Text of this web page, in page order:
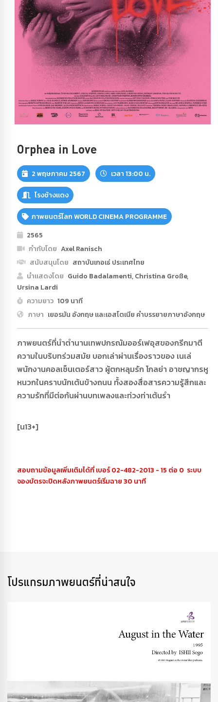
Orphea in Love
2 พฤษภาคม 2567 เวลา 13:00 น.
โรงช้างแดง
ภาพยนตร์โลก WORLD CINEMA PROGRAMME
2565
กำกับโดย Axel Ranisch
สนับสนุนโดย สถาบันเกอเธ่ ประเทศไทย
นำแสดงโดย Guido Badalamenti, Christina Große,
Ursina Lardi
ความยาว 109 นาที
ภาษา เยอรมัน อังกฤษ และเอสโตเนีย คำบรรยายภาษาอังกฤษ
ภาพยนตร์ที่นำตำนานเทพปกรณัมออร์เฟอุสของกรีกมาตี
ความในบริบทร่วมสมัย บอกเล่าผ่านเรื่องราวของ เนเล่
พนักงานคอลเซ็นเตอร์สาว ผู้ตกหลุมรัก โกลย่า อาชญากรหู
หนวกในคราบนักเต้นข้างถนน ทั้งสองสื่อสารความรู้สึกและ
ความรักที่มีต่อกันผ่านบทเพลงและท่วงท่าเต้นรำ
[น13+]
สอบถามข้อมูลเพิ่มเติมได้ที่ เบอร์ 02-482-2013 - 15 ต่อ 0 ระบบ
จองบัตรจะปิดหลังภาพยนตร์เริ่มฉาย 30 นาที
โปรแกรมภาพยนตร์ที่น่าสนใจ